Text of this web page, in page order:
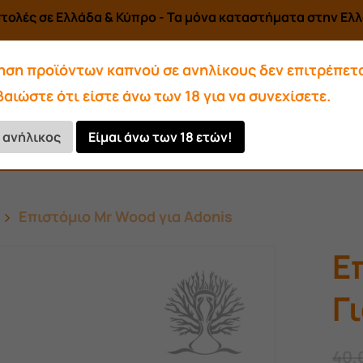
σε Ελλάδα & Κύπρο - Τα μόνα καταστήματα στην
Αρωματικά-Υγρά Κάρβουνα
Επιστόμιο Mr Wood για Adonis
προϊόντων καπνού σε ανηλίκους δεν
ότι είστε άνω των 18 για να συνεχίσετε.
ανήλικος Είμαι άνω των 18 ετών!